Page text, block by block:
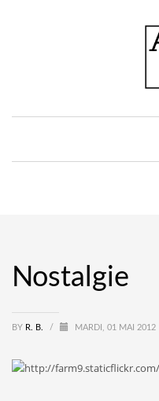
Nostalgie
BY R. B. / MARDI, 01 MAI 2012